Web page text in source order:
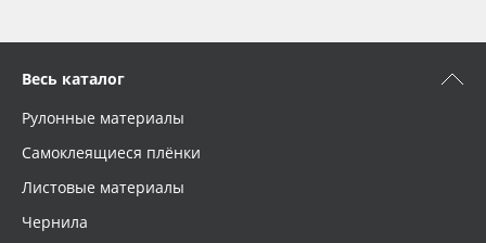
Весь каталог
Рулонные материалы
Самоклеящиеся плёнки
Листовые материалы
Чернила